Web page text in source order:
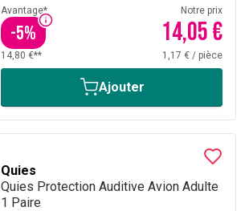
Avantage*
-5%
Notre prix
14,05 €
14,80 €** 1,17 € / pièce
Ajouter
Quies
Quies Protection Auditive Avion Adulte
1 Paire